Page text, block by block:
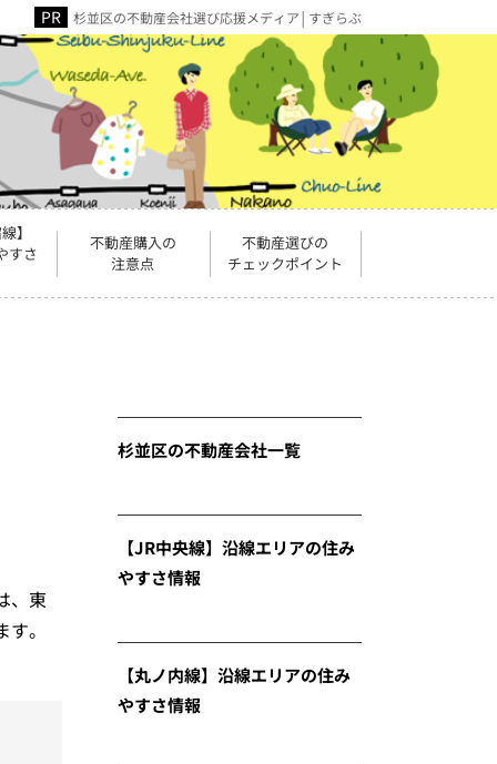
杉並区の不動産会社選び応援メディア│すぎらぶ
】
すさ
不動産購入の
注意点
不動産選びの
チェックポイント
、東
。
杉並区の不動産会社一覧
【JR中央線】沿線エリアの住み
やすさ情報
【丸ノ内線】沿線エリアの住み
やすさ情報